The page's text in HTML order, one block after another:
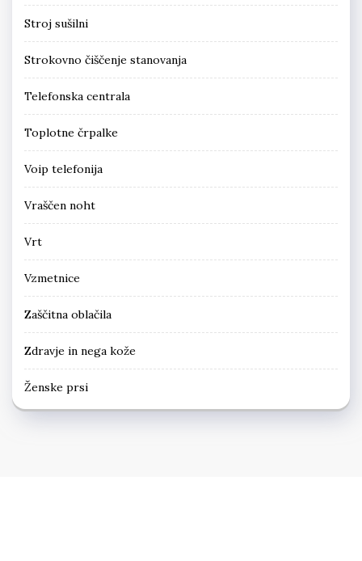
Stroj sušilni
Strokovno čiščenje stanovanja
Telefonska centrala
Toplotne črpalke
Voip telefonija
Vraščen noht
Vrt
Vzmetnice
Zaščitna oblačila
Zdravje in nega kože
Ženske prsi